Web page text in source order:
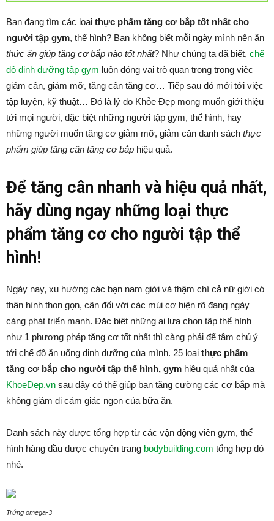
Bạn đang tìm các loại thực phẩm tăng cơ bắp tốt nhất cho
người tập gym, thể hình? Bạn không biết mỗi ngày mình nên ăn
thức ăn giúp tăng cơ bắp nào tốt nhất? Như chúng ta đã biết, chế
độ dinh dưỡng tập gym luôn đóng vai trò quan trọng trong việc
giảm cân, giảm mỡ, tăng cân tăng cơ… Tiếp sau đó mới tới việc
tập luyện, kỹ thuật… Đó là lý do Khỏe Đẹp mong muốn giới thiệu
tới mọi người, đặc biệt những người tập gym, thể hình, hay
những người muốn tăng cơ giảm mỡ, giảm cân danh sách thực
phẩm giúp tăng cân tăng cơ bắp hiệu quả.
Để tăng cân nhanh và hiệu quả nhất,
hãy dùng ngay những loại thực
phẩm tăng cơ cho người tập thể
hình!
Ngày nay, xu hướng các bạn nam giới và thậm chí cả nữ giới có
thân hình thon gọn, cân đối với các múi cơ hiện rõ đang ngày
càng phát triển mạnh. Đặc biệt những ai lựa chọn tập thể hình
như 1 phương pháp tăng cơ tốt nhất thì càng phải để tâm chú ý
tới chế độ ăn uống dinh dưỡng của mình. 25 loại thực phẩm
tăng cơ bắp cho người tập thể hình, gym hiệu quả nhất của
KhoeDep.vn sau đây có thể giúp bạn tăng cường các cơ bắp mà
không giảm đi cảm giác ngon của bữa ăn.
Danh sách này được tổng hợp từ các vận động viên gym, thể
hình hàng đầu được chuyên trang bodybuilding.com tổng hợp đó
nhé.
Trứng omega-3